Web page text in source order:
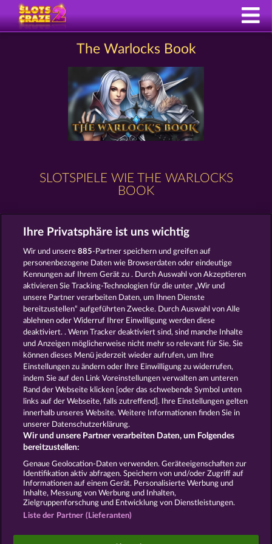
The Warlocks Book
SLOTSPIELE WIE THE WARLOCKS
BOOK
THE BLACK BOOK OF PIRATES ATLAS OF LEGENDS
MAGIC BOOK 6 RAMSES BOOK
AGB Datenschutz
Unternehmensseite
Widerruf einreichen
Ihre Privatsphäre ist uns wichtig
Wir und unsere885-Partner speichern und greifen auf
personenbezogene Daten wie Browserdaten oder eindeutige
Kennungen auf Ihrem Gerät zu . Durch Auswahl von Akzeptieren
aktivieren Sie Tracking-Technologien für die unter „Wir und
unsere Partner verarbeiten Daten, um Ihnen Dienste
bereitzustellen“ aufgeführten Zwecke. Durch Auswahl von Alle
ablehnen oder Widerruf Ihrer Einwilligung werden diese
deaktiviert. . Wenn Tracker deaktiviert sind, sind manche Inhalte
und Anzeigen möglicherweise nicht mehr so ​​relevant für Sie. Sie
können dieses Menü jederzeit wieder aufrufen, um Ihre
Einstellungen zu ändern oder Ihre Einwilligung zu widerrufen,
indem Sie auf den Link Voreinstellungen verwalten am unteren
Rand der Webseite klicken [oder das schwebende Symbol unten
links auf der Webseite, falls zutreffend]. Ihre Einstellungen gelten
innerhalb unseres Website. Weitere Informationen finden Sie in
unserer Datenschutzerklärung.
Wir und unsere Partner verarbeiten Daten, um Folgendes
bereitzustellen:
Genaue Geolocation-Daten verwenden. Geräteeigenschaften zur
Identifikation aktiv abfragen. Speichern von und/oder Zugriff auf
Informationen auf einem Gerät. Personalisierte Werbung und
Inhalte, Messung von Werbung und Inhalten,
Zielgruppenforschung und Entwicklung von Dienstleistungen.
Liste der Partner (Lieferanten)